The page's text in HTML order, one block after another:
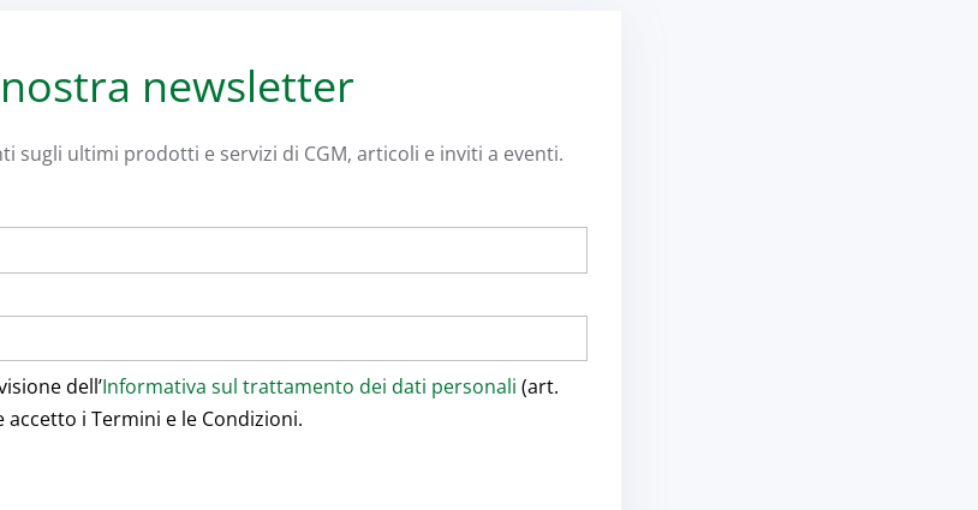
newsletter
sugli ultimi prodotti e servizi di CGM, articoli e inviti a eventi.
dell’Informativa sul trattamento dei dati personali (art.
accetto i Termini e le Condizioni.